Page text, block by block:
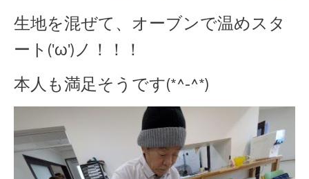
生地を混ぜて、オーブンで温めスタ
ート('ω')ノ！！！
本人も満足そうです(*^-^*)